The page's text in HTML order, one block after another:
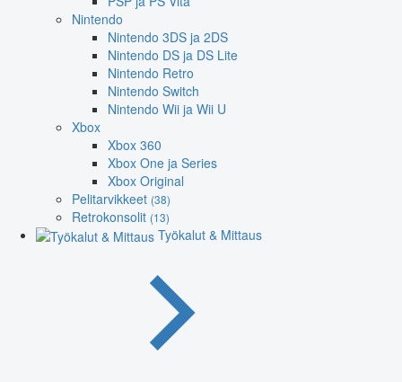
Nintendo
Nintendo 3DS ja 2DS
Nintendo DS ja DS Lite
Nintendo Retro
Nintendo Switch
Nintendo Wii ja Wii U
Xbox
Xbox 360
Xbox One ja Series
Xbox Original
Pelitarvikkeet (38)
Retrokonsolit (13)
Työkalut & Mittaus